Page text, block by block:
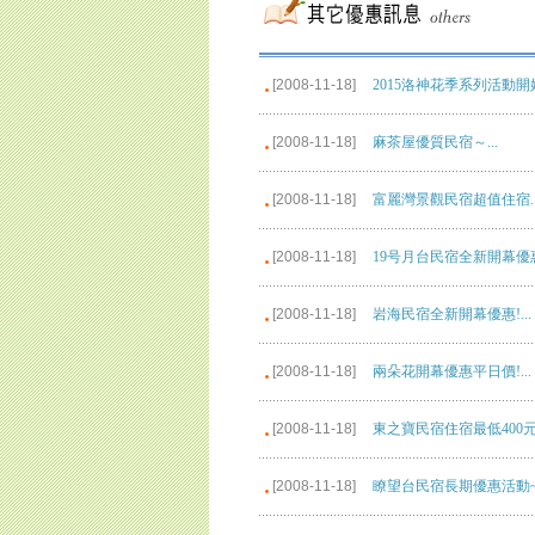
[2008-11-18] 2015洛神花季系列活動開
[2008-11-18] 麻茶屋優質民宿～...
[2008-11-18] 富麗灣景觀民宿超值住宿
[2008-11-18] 19号月台民宿全新開幕優
[2008-11-18] 岩海民宿全新開幕優惠!...
[2008-11-18] 兩朵花開幕優惠平日價!...
[2008-11-18] 東之寶民宿住宿最低400
[2008-11-18] 瞭望台民宿長期優惠活動